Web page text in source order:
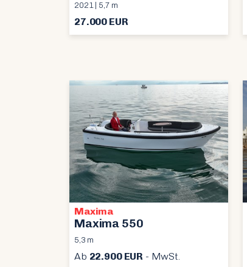
2021 | 5,7 m
27.000 EUR
Maxima
Maxima 550
5,3 m
Ab 22.900 EUR - MwSt.